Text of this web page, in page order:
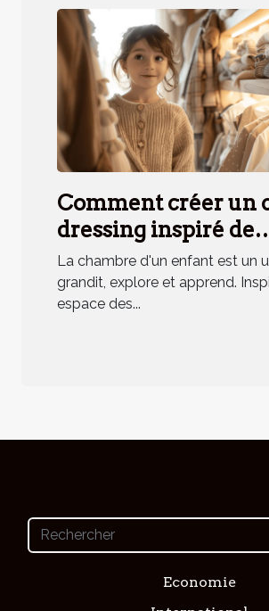
Comment créer un
dressing inspiré de
Montessori pour
La chambre d'un enfant est un
grandit, explore et apprend.
espace des...
Economie